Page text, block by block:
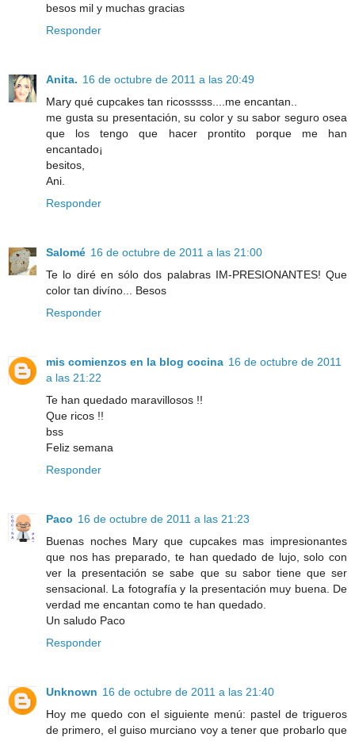
besos mil y muchas gracias
Responder
Anita. 16 de octubre de 2011 a las 20:49
Mary qué cupcakes tan ricosssss....me encantan..
me gusta su presentación, su color y su sabor seguro osea
que los tengo que hacer prontito porque me han
encantado¡
besitos,
Ani.
Responder
Salomé 16 de octubre de 2011 a las 21:00
Te lo diré en sólo dos palabras IM-PRESIONANTES! Que
color tan divíno... Besos
Responder
mis comienzos en la blog cocina 16 de octubre de 2011
a las 21:22
Te han quedado maravillosos !!
Que ricos !!
bss
Feliz semana
Responder
Paco 16 de octubre de 2011 a las 21:23
Buenas noches Mary que cupcakes mas impresionantes
que nos has preparado, te han quedado de lujo, solo con
ver la presentación se sabe que su sabor tiene que ser
sensacional. La fotografía y la presentación muy buena. De
verdad me encantan como te han quedado.
Un saludo Paco
Responder
Unknown 16 de octubre de 2011 a las 21:40
Hoy me quedo con el siguiente menú: pastel de trigueros
de primero, el guiso murciano voy a tener que probarlo que